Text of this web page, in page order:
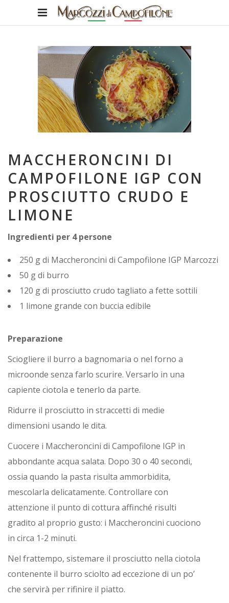
MACCHERONCINI DI
CAMPOFILONE IGP CON
PROSCIUTTO CRUDO E
LIMONE
Ingredienti per 4 persone
250 g di Maccheroncini di Campofilone IGP Marcozzi
50 g di burro
120 g di prosciutto crudo tagliato a fette sottili
1 limone grande con buccia edibile
Preparazione
Sciogliere il burro a bagnomaria o nel forno a
microonde senza farlo scurire. Versarlo in una
capiente ciotola e tenerlo da parte.
Ridurre il prosciutto in straccetti di medie
dimensioni usando le dita.
Cuocere i Maccheroncini di Campofilone IGP in
abbondante acqua salata. Dopo 30 o 40 secondi,
ossia quando la pasta risulta ammorbidita,
mescolarla delicatamente. Controllare con
attenzione il punto di cottura affinché risulti
gradito al proprio gusto: i Maccheroncini cuociono
in circa 1-2 minuti.
Nel frattempo, sistemare il prosciutto nella ciotola
contenente il burro sciolto ad eccezione di un po’
che servirà per rifinire il piatto.